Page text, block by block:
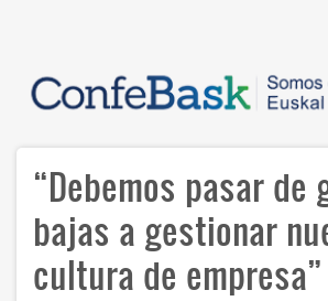
content
“Debemos pasar de
bajas a gestionar
cultura de empresa”